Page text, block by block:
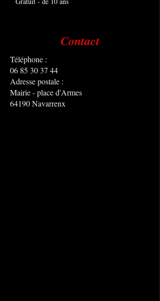
Contact
Téléphone :
06 85 30 37 44
Adresse postale :
Mairie - place d'Armes
64190 Navarrenx